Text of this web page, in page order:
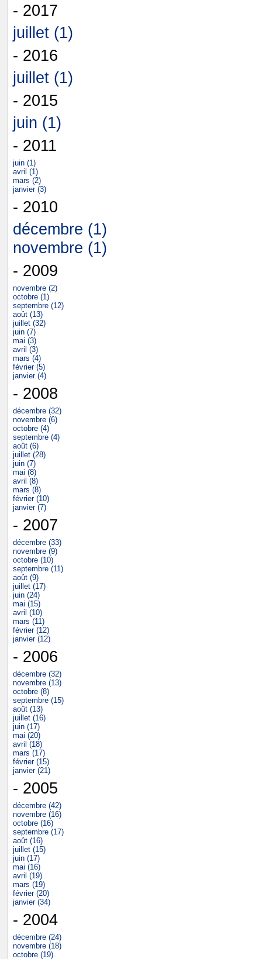
- 2017
juillet (1)
- 2016
juillet (1)
- 2015
juin (1)
- 2011
juin (1)
avril (1)
mars (2)
janvier (3)
- 2010
décembre (1)
novembre (1)
- 2009
novembre (2)
octobre (1)
septembre (12)
août (13)
juillet (32)
juin (7)
mai (3)
avril (3)
mars (4)
février (5)
janvier (4)
- 2008
décembre (32)
novembre (6)
octobre (4)
septembre (4)
août (6)
juillet (28)
juin (7)
mai (8)
avril (8)
mars (8)
février (10)
janvier (7)
- 2007
décembre (33)
novembre (9)
octobre (10)
septembre (11)
août (9)
juillet (17)
juin (24)
mai (15)
avril (10)
mars (11)
février (12)
janvier (12)
- 2006
décembre (32)
novembre (13)
octobre (8)
septembre (15)
août (13)
juillet (16)
juin (17)
mai (20)
avril (18)
mars (17)
février (15)
janvier (21)
- 2005
décembre (42)
novembre (16)
octobre (16)
septembre (17)
août (16)
juillet (15)
juin (17)
mai (16)
avril (19)
mars (19)
février (20)
janvier (34)
- 2004
décembre (24)
novembre (18)
octobre (19)